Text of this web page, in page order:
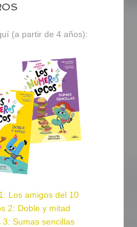
(a partir de 4 años):
Los amigos del 10
2: Doble y mitad
Sumas sencillas